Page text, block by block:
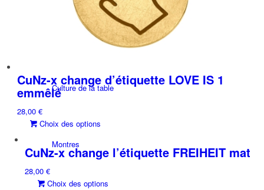
Culture de la table
Montres
CuNz-x change d’étiquette LOVE IS 1
emmêlé
28,00€
Choix des options
a
plusieurs
CuNz-x change l’étiquette FREIHEIT mat
28,00€
Choix des options